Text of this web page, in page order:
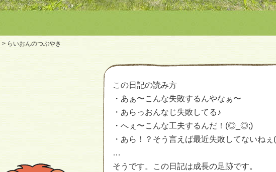
> らいおんのつぶやき
この日記の読み方
・あぁ〜こんな失敗するんやなぁ〜
・あらっおんなじ失敗してる♪
・へぇ〜こんな工夫するんだ！(◎_◎;)
・あら！？そう言えば最近失敗してないねぇ
…
そうです。この日記は成長の足跡です。